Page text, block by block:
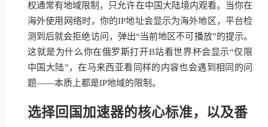
权通常有地域限制，只允许在中国大陆境内观看。当你在
海外使用网络时，你的IP地址会显示为海外地区，平台检
测到后就会拒绝访问，弹出“当前地区不可播放”的提示。
这就是为什么你在俄罗斯打开B站看世界杯会显示“仅限
中国大陆”，在马来西亚看同样的内容也会遇到相同的问
题——本质上都是IP地域的限制。
选择回国加速器的核心标准，以及番